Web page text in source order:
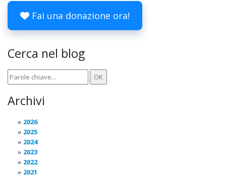
Fai una donazione ora!
Cerca nel blog
Archivi
2026
2025
2024
2023
2022
2021